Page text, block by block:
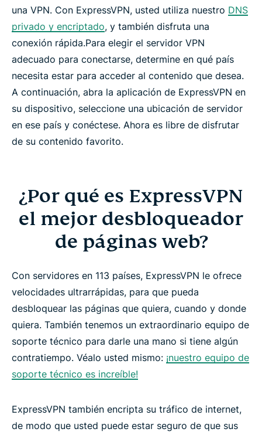
una VPN. Con ExpressVPN, usted utiliza nuestro DNS
privado y encriptado, y también disfruta una
conexión rápida.Para elegir el servidor VPN
adecuado para conectarse, determine en qué país
necesita estar para acceder al contenido que desea.
A continuación, abra la aplicación de ExpressVPN en
su dispositivo, seleccione una ubicación de servidor
en ese país y conéctese. Ahora es libre de disfrutar
de su contenido favorito.
¿Por qué es ExpressVPN
el mejor desbloqueador
de páginas web?
Con servidores en 113 países, ExpressVPN le ofrece
velocidades ultrarrápidas, para que pueda
desbloquear las páginas que quiera, cuando y donde
quiera. También tenemos un extraordinario equipo de
soporte técnico para darle una mano si tiene algún
contratiempo. Véalo usted mismo: ¡nuestro equipo de
soporte técnico es increíble!
ExpressVPN también encripta su tráfico de internet,
de modo que usted puede estar seguro de que sus